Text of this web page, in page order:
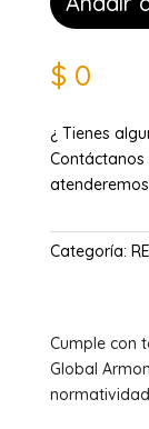
$ 0
¿ Tienes
Contáctanos
Categoría:
Cumple con
Global
normatividad